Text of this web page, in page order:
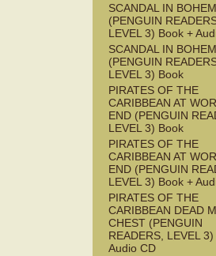
SCANDAL IN
(PENGUIN
LEVEL 3) Book +
SCANDAL IN
(PENGUIN
LEVEL 3) Book
PIRATES OF THE
CARIBBEAN AT
END (PENGUIN
LEVEL 3) Book
PIRATES OF THE
CARIBBEAN AT
END (PENGUIN
LEVEL 3) Book +
PIRATES OF THE
CARIBBEAN DEAD
CHEST (PENGUIN
READERS, LEVEL
Audio CD